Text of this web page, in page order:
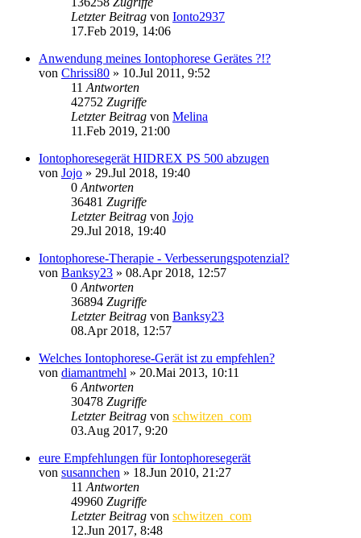
Letzter Beitrag von Ionto2937
17.Feb 2019, 14:06
Anwendung meines Iontophorese Gerätes ?!?
von Chrissi80 » 10.Jul 2011, 9:52
11 Antworten
42752 Zugriffe
Letzter Beitrag von Melina
11.Feb 2019, 21:00
Iontophoresegerät HIDREX PS 500 abzugen
von Jojo » 29.Jul 2018, 19:40
0 Antworten
36481 Zugriffe
Letzter Beitrag von Jojo
29.Jul 2018, 19:40
Iontophorese-Therapie - Verbesserungspotenzial?
von Banksy23 » 08.Apr 2018, 12:57
0 Antworten
36894 Zugriffe
Letzter Beitrag von Banksy23
08.Apr 2018, 12:57
Welches Iontophorese-Gerät ist zu empfehlen?
von diamantmehl » 20.Mai 2013, 10:11
6 Antworten
30478 Zugriffe
Letzter Beitrag von schwitzen_com
03.Aug 2017, 9:20
eure Empfehlungen für Iontophoresegerät
von susannchen » 18.Jun 2010, 21:27
11 Antworten
49960 Zugriffe
Letzter Beitrag von schwitzen_com
12.Jun 2017, 8:48